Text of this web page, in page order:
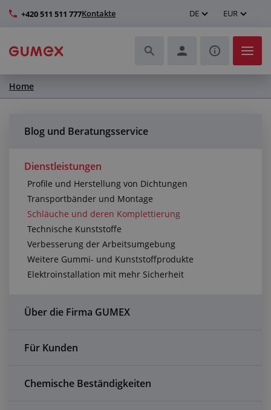
+420 511 511 777Kontakte DE EUR
Schläuche und deren Komplettierung
Transportbänder und Montage
Verbesserung der Arbeitsumgebung
Weitere Gummi- und Kunststoffprodukte
Anfragezentrum
Alles über den Einkauf
Über uns
Home
Blog und Beratungsservice
Dienstleistungen
Profile und Herstellung von Dichtungen
Transportbänder und Montage
Schläuche und deren Komplettierung
Technische Kunststoffe
Verbesserung der Arbeitsumgebung
Weitere Gummi- und Kunststoffprodukte
Elektroinstallation mit mehr Sicherheit
Über die Firma GUMEX
Für Kunden
Chemische Beständigkeiten